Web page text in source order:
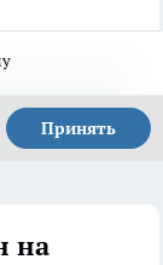
Принять
на